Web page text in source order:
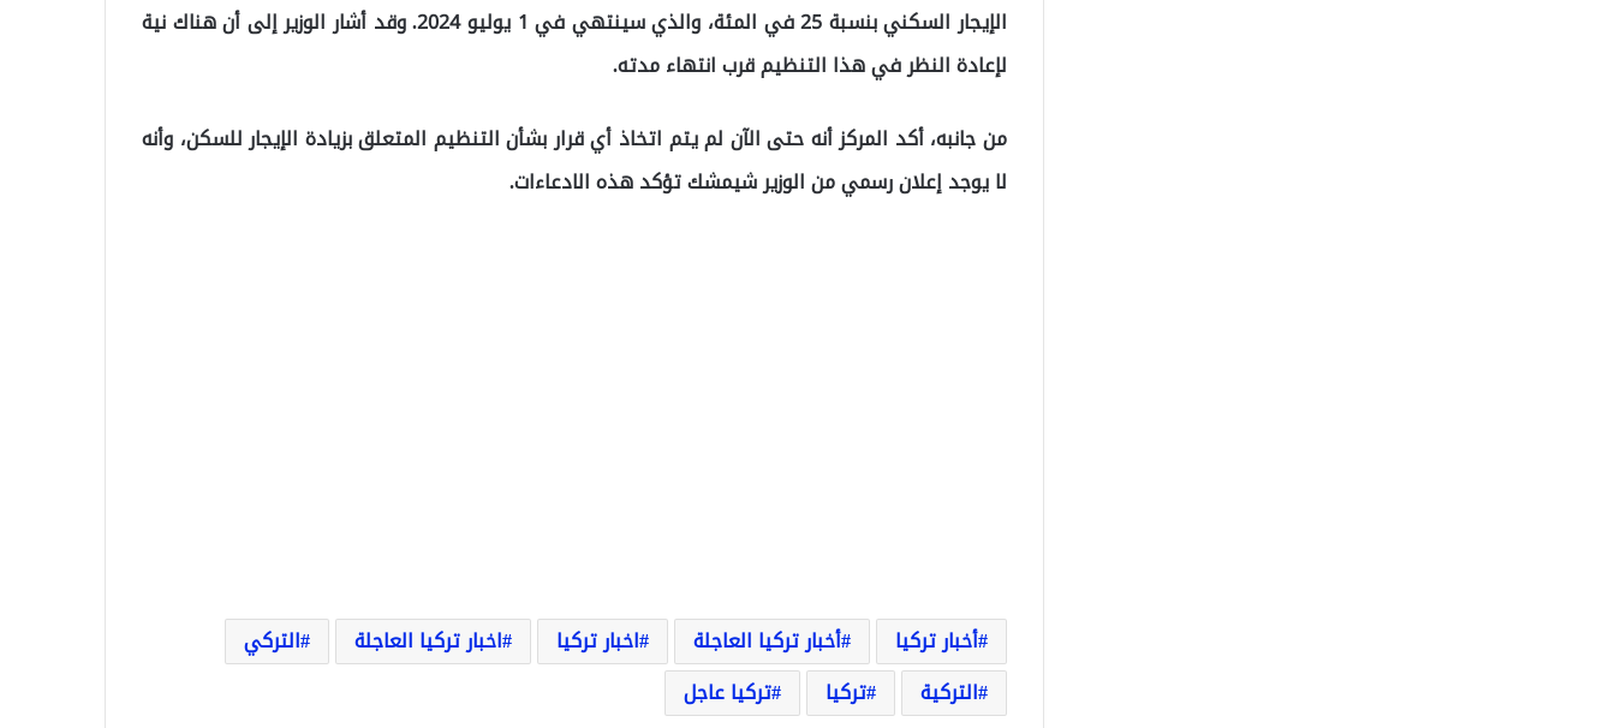
الإيجار السكني بنسبة 25 في المئة، والذي سينتهي في 1 يوليو 2024. وقد أشار الوزير إلى أن هناك نية
لإعادة النظر في هذا التنظيم قرب انتهاء مدته.
من جانبه، أكد المركز أنه حتى الآن لم يتم اتخاذ أي قرار بشأن التنظيم المتعلق بزيادة الإيجار للسكن، وأنه
لا يوجد إعلان رسمي من الوزير شيمشك تؤكد هذه الادعاءات.
أخبار تركيا أخبار تركيا العاجلة اخبار تركيا اخبار تركيا العاجلة
التركي
التركية
تركيا تركيا عاجل